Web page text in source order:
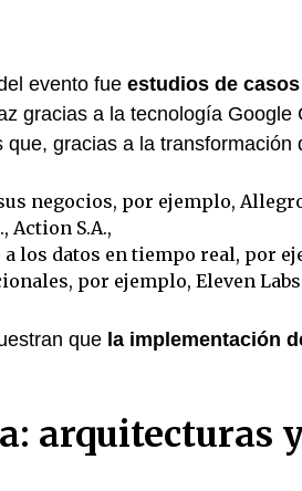
evento fue estudios de
gracias a la tecnología Google
gracias a la transformación
negocios, por ejemplo,
Action S.A.,
los datos en tiempo real, por
por ejemplo, Eleven
que la implementación
arquitecturas